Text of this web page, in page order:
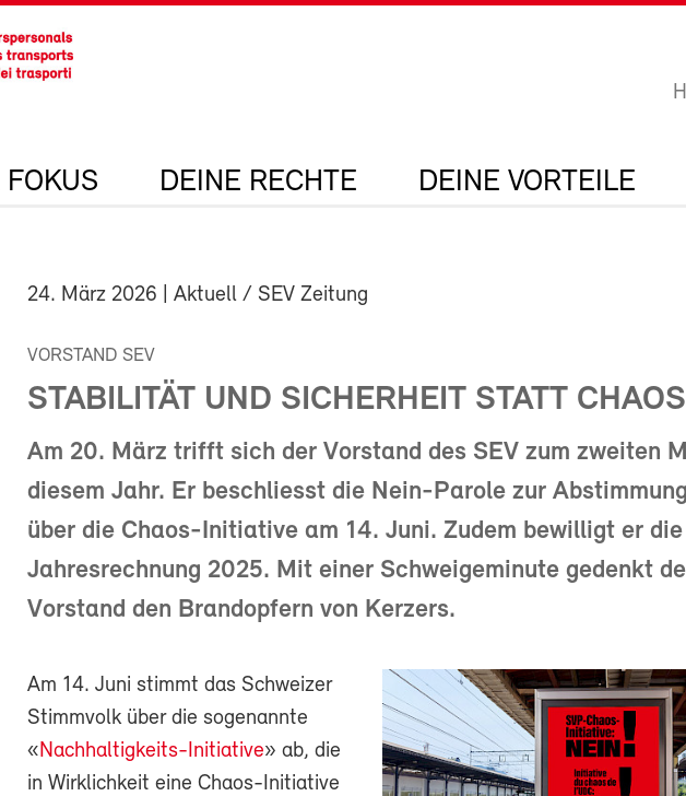
FOKUS DEINE RECHTE DEINE VORTEILE
24. März 2026 | Aktuell / SEV Zeitung
VORSTAND SEV
STABILITÄT UND SICHERHEIT STATT CHAOS
Am 20. März trifft sich der Vorstand des SEV zum zweiten
diesem Jahr. Er beschliesst die Nein-Parole zur Abstimmung
über die Chaos-Initiative am 14. Juni. Zudem bewilligt er die
Jahresrechnung 2025. Mit einer Schweigeminute gedenkt
Vorstand den Brandopfern von Kerzers.
Am 14. Juni stimmt das Schweizer
Stimmvolk über die sogenannte
«Nachhaltigkeits-Initiative» ab, die
in Wirklichkeit eine Chaos-Initiative